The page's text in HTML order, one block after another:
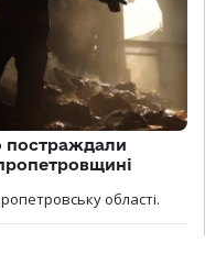
постраждали
області.